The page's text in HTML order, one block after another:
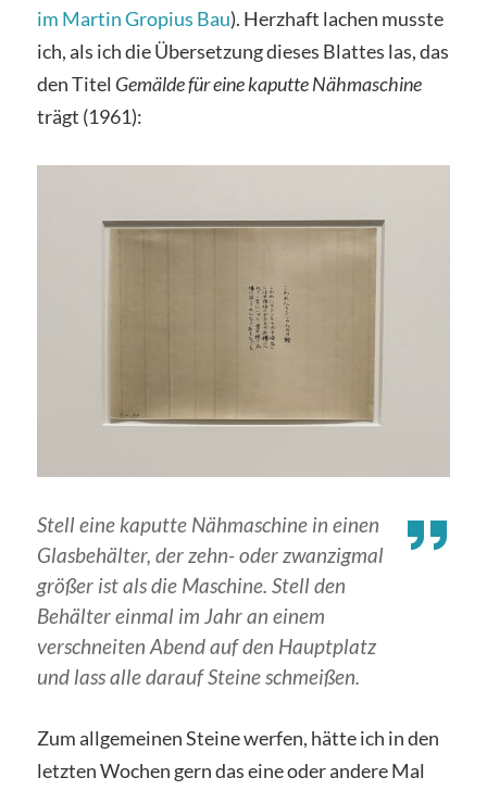
im Martin Gropius Bau). Herzhaft lachen musste
ich, als ich die Übersetzung dieses Blattes las, das
den Titel Gemälde für eine kaputte Nähmaschine
trägt (1961):
Stell eine kaputte Nähmaschine in einen
Glasbehälter, der zehn- oder zwanzigmal
größer ist als die Maschine. Stell den
Behälter einmal im Jahr an einem
verschneiten Abend auf den Hauptplatz
und lass alle darauf Steine schmeißen.
Zum allgemeinen Steine werfen, hätte ich in den
letzten Wochen gern das eine oder andere Mal